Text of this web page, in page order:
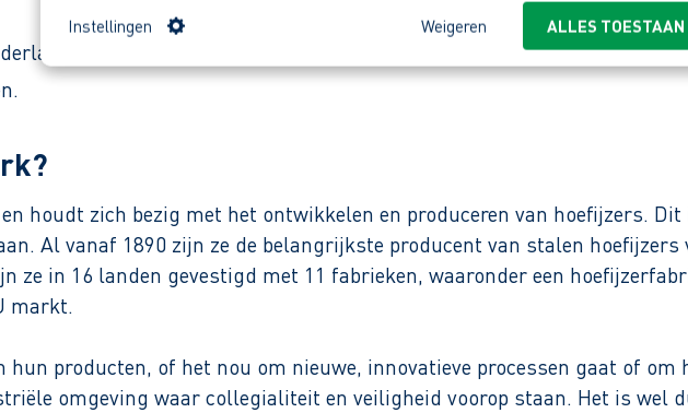
Instellingen Weigeren ALLES TOESTAAN
of Engelse taal om goed te kunnen communiceren tijdens het
houdt zich bezig met het ontwikkelen en produceren van hoefijzers.
Al vanaf 1890 zijn ze de belangrijkste producent van stalen
ze in 16 landen gevestigd met 11 fabrieken, waaronder een
markt.
hun producten, of het nou om nieuwe, innovatieve processen gaat of
omgeving waar collegialiteit en veiligheid voorop staan. Het is wel